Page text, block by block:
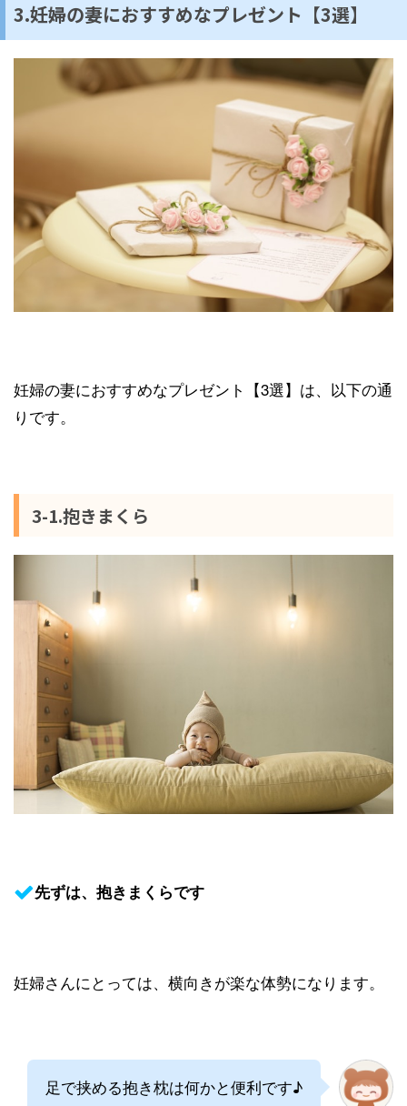
3.妊婦の妻におすすめなプレゼント【3選】
妊婦の妻におすすめなプレゼント【3選】は、以下の通
りです。
3-1.抱きまくら
先ずは、抱きまくらです
妊婦さんにとっては、横向きが楽な体勢になります。
足で挟める抱き枕は何かと便利です♪